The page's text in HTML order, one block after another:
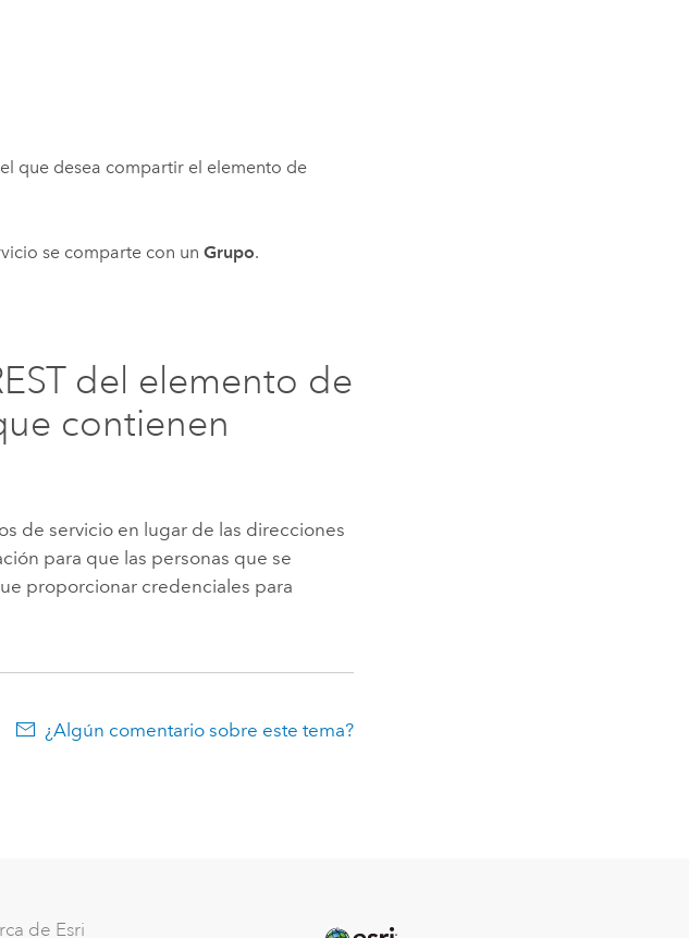
que desea compartir el elemento de
se comparte con unGrupo.
del elemento de
contienen
de servicio en lugar de las direcciones
para que las personas que se
proporcionar credenciales para
¿Algún comentario sobre este tema?
de Esri